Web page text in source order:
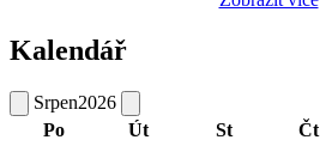
Kalendář
Srpen2026
Po
Út St Čt